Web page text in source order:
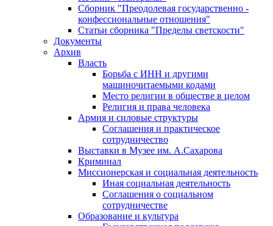
Сборник "Преодолевая государственно -
конфессиональные отношения"
Статьи сборника "Пределы светскости"
Документы
Архив
Власть
Борьба с ИНН и другими
машиночитаемыми кодами
Место религии в обществе в целом
Религия и права человека
Армия и силовые структуры
Соглашения и практическое
сотрудничество
Выставки в Музее им. А.Сахарова
Криминал
Миссионерская и социальная деятельность
Иная социальная деятельность
Соглашения о социальном
сотрудничестве
Образование и культура